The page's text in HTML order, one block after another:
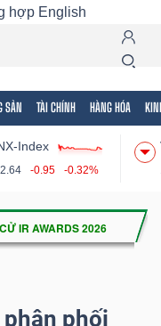
hợp English
SẢN TÀI CHÍNH HÀNG HÓA
Index
-0.95 -0.32%
phối
chứng khoán